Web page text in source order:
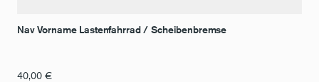
Nav Vorname Lastenfahrrad / Scheibenbremse
40,00 €